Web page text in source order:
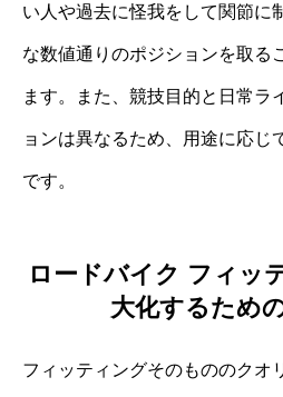
い人や過去に怪我をして関節に
な数値通りのポジションを取る
ます。また、競技目的と日常ラ
ョンは異なるため、用途に応じ
です。
ロードバイク フィッ
大化するため
フィッティングそのもののクオ